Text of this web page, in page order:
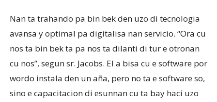
Nan ta trahando pa bin bek den uzo di tecnologia
avansa y optimal pa digitalisa nan servicio. “Ora cu
nos ta bin bek ta pa nos ta dilanti di tur e otronan
cu nos”, segun sr. Jacobs. El a bisa cu e software por
wordo instala den un aña, pero no ta e software so,
sino e capacitacion di esunnan cu ta bay haci uzo